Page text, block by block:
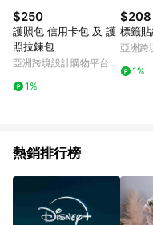
面，方享導購資格。
$250
護照包 信用卡包 及 護
照拉鍊包
亞洲跨境設計購物平台
1%
$208
標籤
亞洲跨
1%
熱銷排行榜